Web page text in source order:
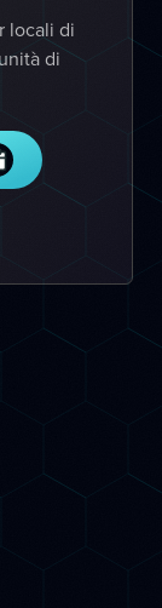
locali di
di